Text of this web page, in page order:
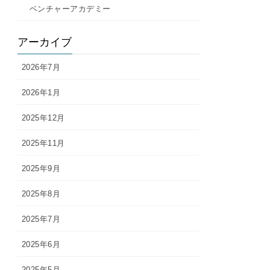
ベンチャーアカデミー
アーカイブ
2026年7月
2026年1月
2025年12月
2025年11月
2025年9月
2025年8月
2025年7月
2025年6月